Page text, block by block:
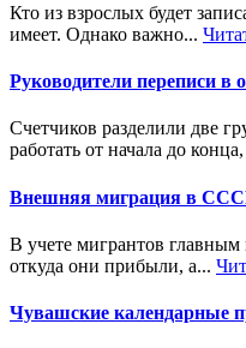
Кто из взрослых будет
имеет. Однако важно...
Руководители переписи в
Счетчиков разделили две
работать от начала до
Внешняя миграция в
В учете мигрантов
откуда они прибыли, а...
Чувашские календарные